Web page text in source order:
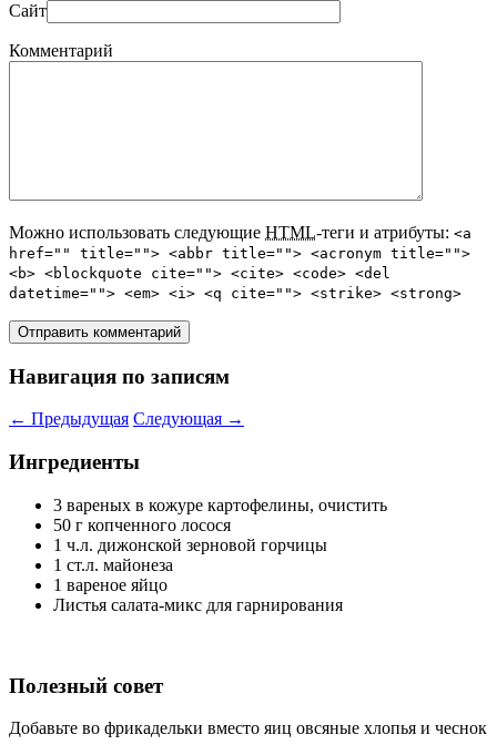
Сайт
Комментарий
Можно использовать следующие HTML-теги и атрибуты: <a
href="" title=""> <abbr title=""> <acronym title="">
<b> <blockquote cite=""> <cite> <code> <del
datetime=""> <em> <i> <q cite=""> <strike> <strong>
Навигация по записям
← Предыдущая Следующая →
Ингредиенты
3 вареных в кожуре картофелины, очистить
50 г копченного лосося
1 ч.л. дижонской зерновой горчицы
1 ст.л. майонеза
1 вареное яйцо
Листья салата-микс для гарнирования
Полезный совет
Добавьте во фрикадельки вместо яиц овсяные хлопья и чеснок